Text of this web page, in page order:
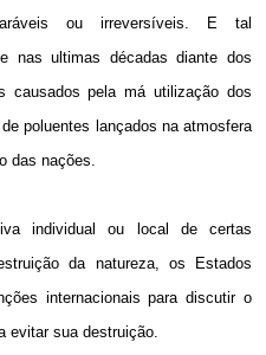
ou irreversíveis. E tal
nas ultimas décadas diante dos
causados pela má utilização dos
poluentes lançados na atmosfera
das nações.
individual ou local de certas
da natureza, os Estados
internacionais para discutir o
evitar sua destruição.